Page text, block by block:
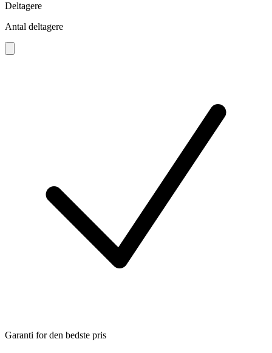
Deltagere
Antal deltagere
Garanti for den bedste pris